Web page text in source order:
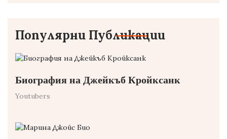
Популярни Публикации
Биография на Джейкъб Кройксанк
Youtubers